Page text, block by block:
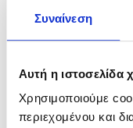
Συναίνεση
Αυτή η ιστοσελίδα
Χρησιμοποιούμε
περιεχομένου και